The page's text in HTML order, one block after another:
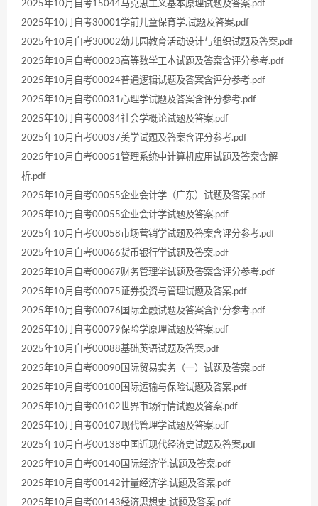
2025年10月自考15044马克思主义基本原理试题及答案.pdf
2025年10月自考30001学前儿童保育学.试题及答案.pdf
2025年10月自考30002幼儿园教育活动设计与组织试题及答案.pdf
2025年10月自考00023高等数学工本试题及答案含评分参考.pdf
2025年10月自考00024普通逻辑试题及答案含评分参考.pdf
2025年10月自考00031心理学试题及答案含评分参考.pdf
2025年10月自考00034社会学概论试题及答案.pdf
2025年10月自考00037美学试题及答案含评分参考.pdf
2025年10月自考00051管理系统中计算机应用试题及答案含解
析.pdf
2025年10月自考00055企业会计学（广东）试题及答案.pdf
2025年10月自考00055企业会计学试题及答案.pdf
2025年10月自考00058市场营销学试题及答案含评分参考.pdf
2025年10月自考00066货币银行学试题及答案.pdf
2025年10月自考00067财务管理学试题及答案含评分参考.pdf
2025年10月自考00075证券投资与管理试题及答案.pdf
2025年10月自考00076国际金融试题及答案含评分参考.pdf
2025年10月自考00079保险学原理试题及答案.pdf
2025年10月自考00088基础英语试题及答案.pdf
2025年10月自考00090国际贸易实务（一）试题及答案.pdf
2025年10月自考00100国际运输与保险试题及答案.pdf
2025年10月自考00102世界市场行情试题及答案.pdf
2025年10月自考00107现代管理学试题及答案.pdf
2025年10月自考00138中国近现代经济史试题及答案.pdf
2025年10月自考00140国际经济学.试题及答案.pdf
2025年10月自考00142计量经济学.试题及答案.pdf
2025年10月自考00143经济思想史.试题及答案.pdf